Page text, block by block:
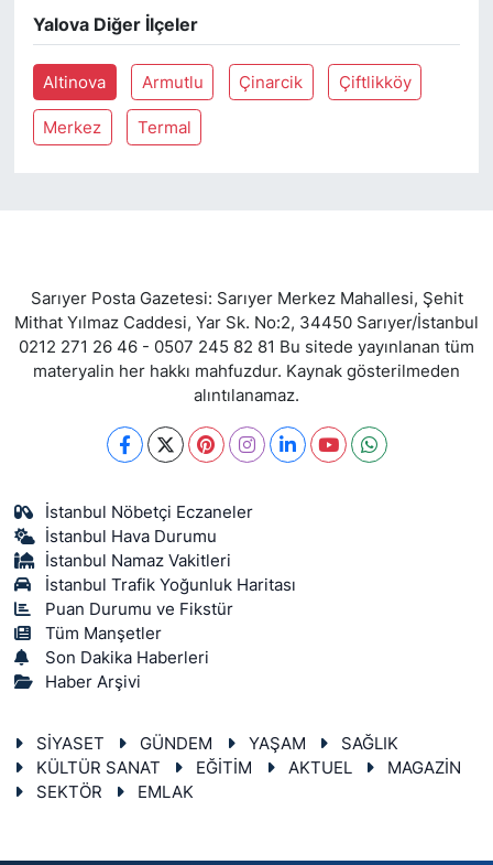
Yalova Diğer İlçeler
Altinova Armutlu Çinarcik Çiftlikköy
Merkez Termal
Sarıyer Posta Gazetesi: Sarıyer Merkez Mahallesi, Şehit
Mithat Yılmaz Caddesi, Yar Sk. No:2, 34450 Sarıyer/İstanbul
0212 271 26 46 - 0507 245 82 81 Bu sitede yayınlanan tüm
materyalin her hakkı mahfuzdur. Kaynak gösterilmeden
alıntılanamaz.
İstanbul Nöbetçi Eczaneler
İstanbul Hava Durumu
İstanbul Namaz Vakitleri
İstanbul Trafik Yoğunluk Haritası
Puan Durumu ve Fikstür
Tüm Manşetler
Son Dakika Haberleri
Haber Arşivi
SİYASET GÜNDEM YAŞAM
SAĞLIK
KÜLTÜR SANAT
EĞİTİM AKTUEL
MAGAZİN
SEKTÖR
EMLAK
SPOR
TEKNOLOJİ